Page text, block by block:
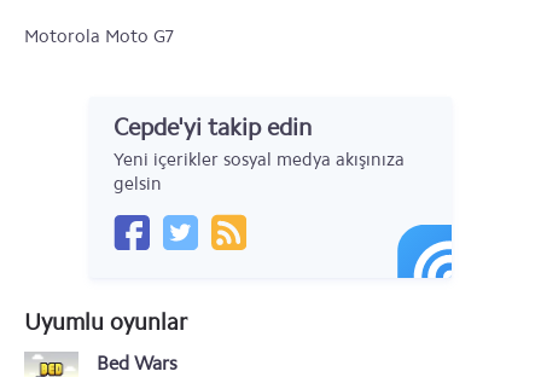
Motorola Moto G7
Motorola Moto Z4
Motorola One Vision
Motorola Razr (2019)
Motorola Moto X
Cepde'yi takip edin
Yeni içerikler sosyal medya akışınıza
gelsin
Uyumlu oyunlar
Bed Wars